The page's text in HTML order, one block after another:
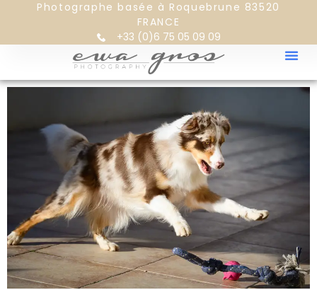
Photographe basée à Roquebrune 83520
FRANCE
+33 (0)6 75 05 09 09